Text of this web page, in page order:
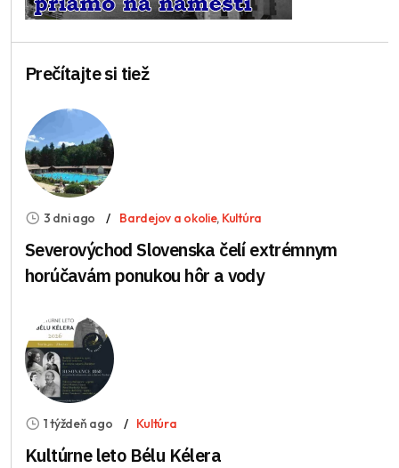
Prečítajte si tiež
3 dni ago Bardejov a okolie, Kultúra
Severovýchod Slovenska čelí extrémnym
horúčavám ponukou hôr a vody
1 týždeň ago Kultúra
Kultúrne leto Bélu Kélera